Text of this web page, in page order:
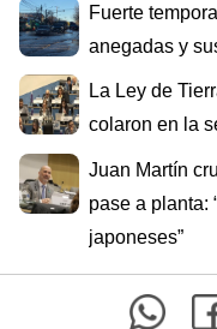
Fuerte
anegadas y
La Ley de
colaron en la
Juan Martín
pase a planta:
japoneses”